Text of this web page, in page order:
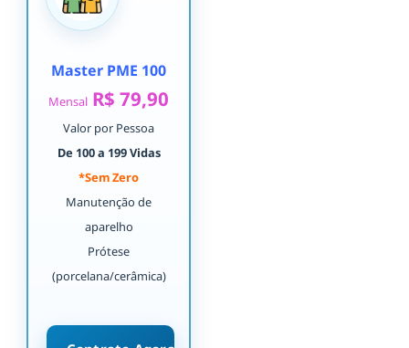
Master PME 100
Mensal R$ 79,90
Valor por Pessoa
De 100 a 199 Vidas
*Sem Zero
Manutenção de
aparelho
Prótese
(porcelana/cerâmica)